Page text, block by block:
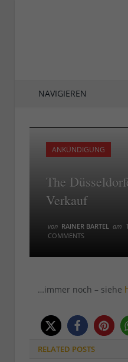
NAVIGIEREN
ANKÜNDIGUNG
The
Verkauf
von RAINER BARTEL am
COMMENTS
…immer noch – siehe
RELATED POSTS